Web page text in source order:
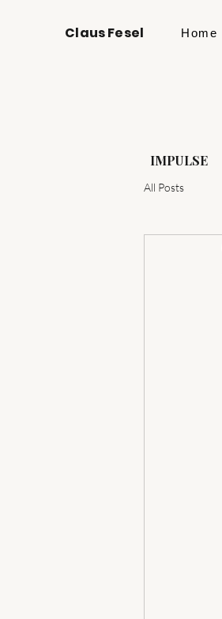
Claus Fesel Home
All Posts
IMPULSE